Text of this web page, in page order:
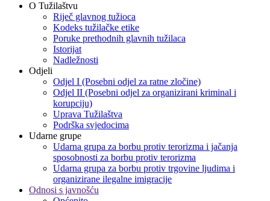
O Tužilaštvu
Riječ glavnog tužioca
Kodeks tužilačke etike
Poruke prethodnih glavnih tužilaca
Istorijat
Nadležnosti
Odjeli
Odjel I (Posebni odjel za ratne zločine)
Odjel II (Posebni odjel za organizirani kriminal i
korupciju)
Uprava Tužilaštva
Podrška svjedocima
Udarne grupe
Udarna grupa za borbu protiv terorizma i jačanja
sposobnosti za borbu protiv terorizma
Udarna grupa za borbu protiv trgovine ljudima i
organizirane ilegalne imigracije
Odnosi s javnošću